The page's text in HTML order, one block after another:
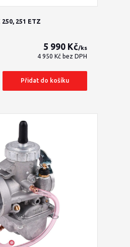
251 ETZ
5 990 Kč/ks
4 950 Kč bez DPH
Přidat do košíku